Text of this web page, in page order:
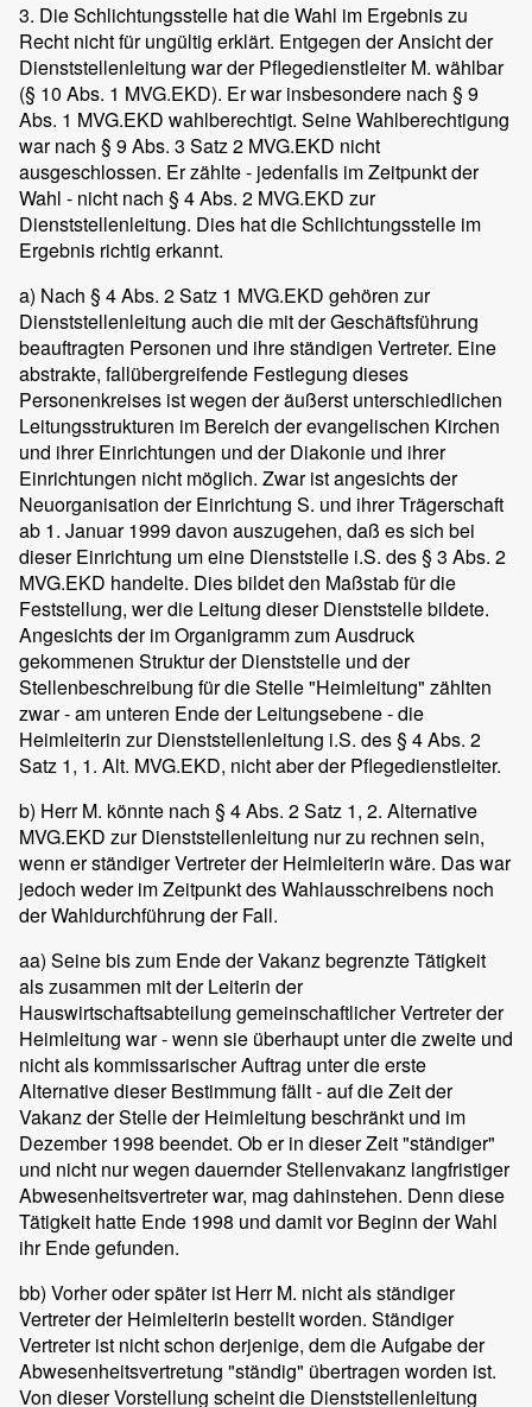
3. Die Schlichtungsstelle hat die Wahl im Ergebnis zu
Recht nicht für ungültig erklärt. Entgegen der Ansicht der
Dienststellenleitung war der Pflegedienstleiter M. wählbar
(§ 10 Abs. 1 MVG.EKD). Er war insbesondere nach § 9
Abs. 1 MVG.EKD wahlberechtigt. Seine Wahlberechtigung
war nach § 9 Abs. 3 Satz 2 MVG.EKD nicht
ausgeschlossen. Er zählte - jedenfalls im Zeitpunkt der
Wahl - nicht nach § 4 Abs. 2 MVG.EKD zur
Dienststellenleitung. Dies hat die Schlichtungsstelle im
Ergebnis richtig erkannt.
a) Nach § 4 Abs. 2 Satz 1 MVG.EKD gehören zur
Dienststellenleitung auch die mit der Geschäftsführung
beauftragten Personen und ihre ständigen Vertreter. Eine
abstrakte, fallübergreifende Festlegung dieses
Personenkreises ist wegen der äußerst unterschiedlichen
Leitungsstrukturen im Bereich der evangelischen Kirchen
und ihrer Einrichtungen und der Diakonie und ihrer
Einrichtungen nicht möglich. Zwar ist angesichts der
Neuorganisation der Einrichtung S. und ihrer Trägerschaft
ab 1. Januar 1999 davon auszugehen, daß es sich bei
dieser Einrichtung um eine Dienststelle i.S. des § 3 Abs. 2
MVG.EKD handelte. Dies bildet den Maßstab für die
Feststellung, wer die Leitung dieser Dienststelle bildete.
Angesichts der im Organigramm zum Ausdruck
gekommenen Struktur der Dienststelle und der
Stellenbeschreibung für die Stelle "Heimleitung" zählten
zwar - am unteren Ende der Leitungsebene - die
Heimleiterin zur Dienststellenleitung i.S. des § 4 Abs. 2
Satz 1, 1. Alt. MVG.EKD, nicht aber der Pflegedienstleiter.
b) Herr M. könnte nach § 4 Abs. 2 Satz 1, 2. Alternative
MVG.EKD zur Dienststellenleitung nur zu rechnen sein,
wenn er ständiger Vertreter der Heimleiterin wäre. Das war
jedoch weder im Zeitpunkt des Wahlausschreibens noch
der Wahldurchführung der Fall.
aa) Seine bis zum Ende der Vakanz begrenzte Tätigkeit
als zusammen mit der Leiterin der
Hauswirtschaftsabteilung gemeinschaftlicher Vertreter der
Heimleitung war - wenn sie überhaupt unter die zweite und
nicht als kommissarischer Auftrag unter die erste
Alternative dieser Bestimmung fällt - auf die Zeit der
Vakanz der Stelle der Heimleitung beschränkt und im
Dezember 1998 beendet. Ob er in dieser Zeit "ständiger"
und nicht nur wegen dauernder Stellenvakanz langfristiger
Abwesenheitsvertreter war, mag dahinstehen. Denn diese
Tätigkeit hatte Ende 1998 und damit vor Beginn der Wahl
ihr Ende gefunden.
bb) Vorher oder später ist Herr M. nicht als ständiger
Vertreter der Heimleiterin bestellt worden. Ständiger
Vertreter ist nicht schon derjenige, dem die Aufgabe der
Abwesenheitsvertretung "ständig" übertragen worden ist.
Von dieser Vorstellung scheint die Dienststellenleitung